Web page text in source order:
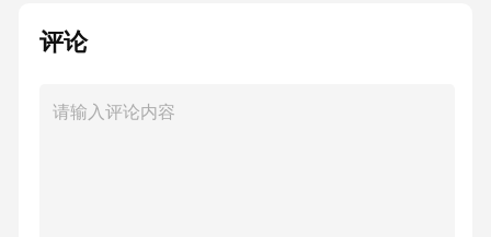
检查定期维护保养故障应急处理按照制造商要
润滑运动部件、检测电气系统绝缘性能等，以
评论